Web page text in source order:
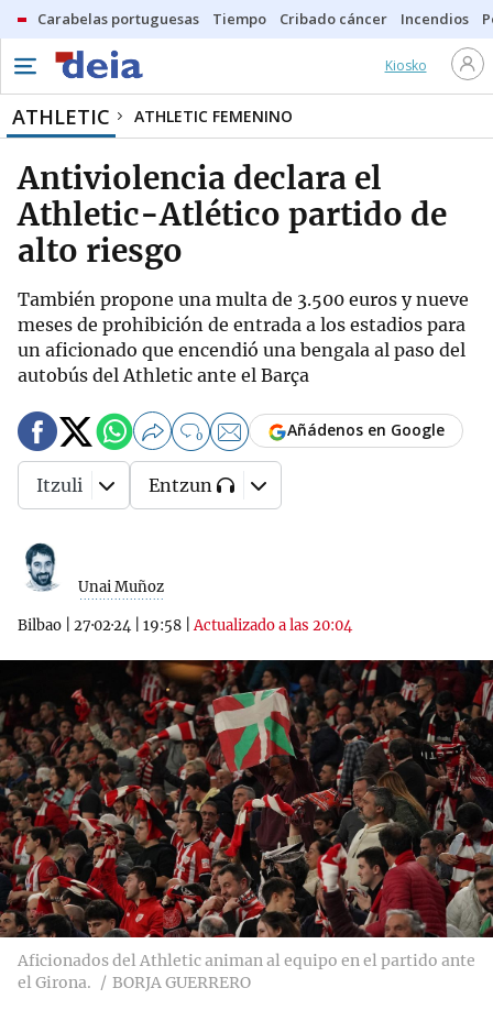
Carabelas portuguesas Tiempo Cribado cáncer Incendios
Kiosko
ATHLETIC ATHLETIC FEMENINO
Antiviolencia declara el
Athletic-Atlético partido de
alto riesgo
También propone una multa de 3.500 euros y nueve
meses de prohibición de entrada a los estadios para
un aficionado que encendió una bengala al paso del
autobús del Athletic ante el Barça
Unai Muñoz
Bilbao 27·02·24 19:58 |Actualizado a las 20:04
0 Añádenos en Google
Itzuli Entzun
Aficionados del Athletic animan al equipo en el partido ante
el Girona.
BORJA GUERRERO